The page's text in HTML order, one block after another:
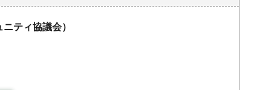
ティ協議会）